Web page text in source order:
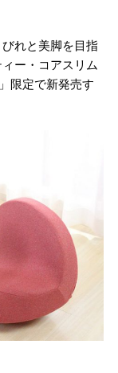
れと美脚を目指
ー・コアスリム
限定で新発売す